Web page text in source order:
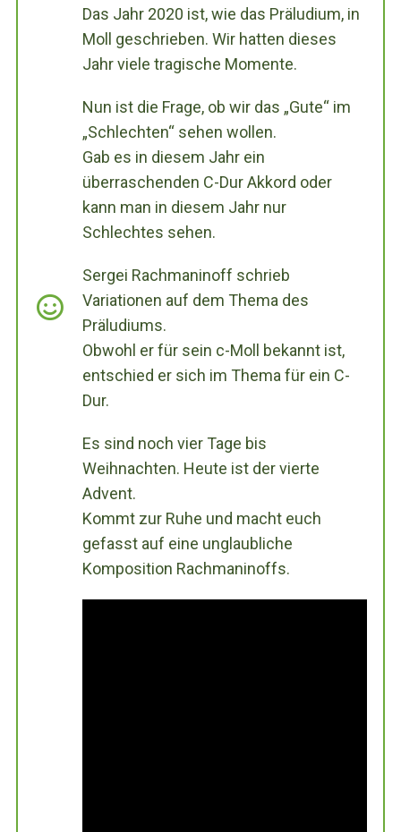
Das Jahr 2020 ist, wie das Präludium, in
Moll geschrieben. Wir hatten dieses
Jahr viele tragische Momente.
Nun ist die Frage, ob wir das „Gute“ im
„Schlechten“ sehen wollen.
Gab es in diesem Jahr ein
überraschenden C-Dur Akkord oder
kann man in diesem Jahr nur
Schlechtes sehen.
Sergei Rachmaninoff schrieb
Variationen auf dem Thema des
Präludiums.
Obwohl er für sein c-Moll bekannt ist,
entschied er sich im Thema für ein C-
Dur.
Es sind noch vier Tage bis
Weihnachten. Heute ist der vierte
Advent.
Kommt zur Ruhe und macht euch
gefasst auf eine unglaubliche
Komposition Rachmaninoffs.